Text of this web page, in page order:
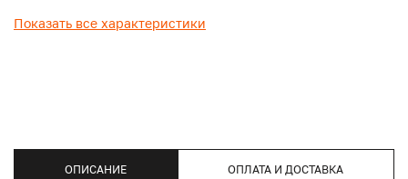
Показать все характеристики
ОПИСАНИЕ ОПЛАТА И ДОСТАВКА